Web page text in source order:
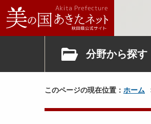
分野から探す
このページの現在位置： ホーム